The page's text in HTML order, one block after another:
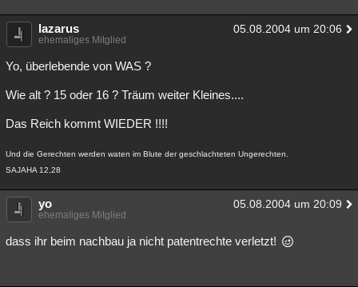
Lesenswert Schlüsselwörter
lazarus 05.08.2004 um 20:06
ehemaliges Mitglied
Yo, überlebende von WAS ?
Wie alt ? 15 oder 16 ? Träum weiter Kleines....
Das Reich kommt WIEDER !!!!
Und die Gerechten werden waten im Blute der geschlachteten Ungerechten.
SAJAHA 12,28
yo 05.08.2004 um 20:09
ehemaliges Mitglied
dass ihr beim nachbau ja nicht patentrechte verletzt!